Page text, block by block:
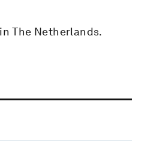
The Netherlands.